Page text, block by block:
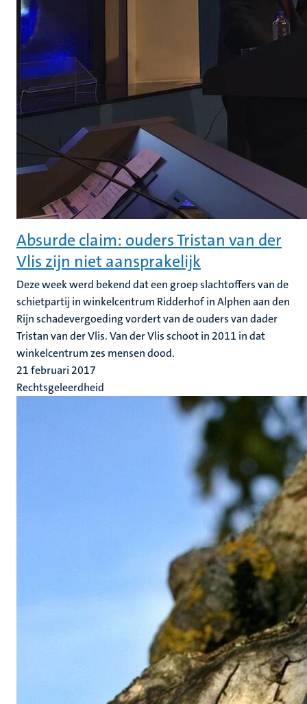
Absurde claim: ouders Tristan van der
Vlis zijn niet aansprakelijk
Deze week werd bekend dat een groep slachtoffers van de
schietpartij in winkelcentrum Ridderhof in Alphen aan den
Rijn schadevergoeding vordert van de ouders van dader
Tristan van der Vlis. Van der Vlis schoot in 2011 in dat
winkelcentrum zes mensen dood.
21 februari 2017
Rechtsgeleerdheid